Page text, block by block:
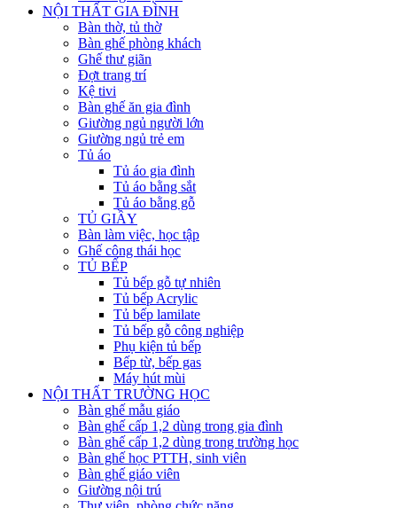
NỘI THẤT GIA ĐÌNH
Bàn thờ, tủ thờ
Bàn ghế phòng khách
Ghế thư giãn
Đợt trang trí
Kệ tivi
Bàn ghế ăn gia đình
Giường ngủ người lớn
Giường ngủ trẻ em
Tủ áo
Tủ áo gia đình
Tủ áo bằng sắt
Tủ áo bằng gỗ
TỦ GIẦY
Bàn làm việc, học tập
Ghế công thái học
TỦ BẾP
Tủ bếp gỗ tự nhiên
Tủ bếp Acrylic
Tủ bếp lamilate
Tủ bếp gỗ công nghiệp
Phụ kiện tủ bếp
Bếp từ, bếp gas
Máy hút mùi
NỘI THẤT TRƯỜNG HỌC
Bàn ghế mẫu giáo
Bàn ghế cấp 1,2 dùng trong gia đình
Bàn ghế cấp 1,2 dùng trong trường học
Bàn ghế học PTTH, sinh viên
Bàn ghế giáo viên
Giường nội trú